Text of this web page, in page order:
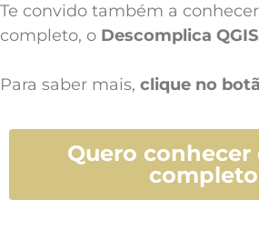
Te convido também a
completo, o Descomplica
Para saber mais, clique no
Quero conhecer
completo